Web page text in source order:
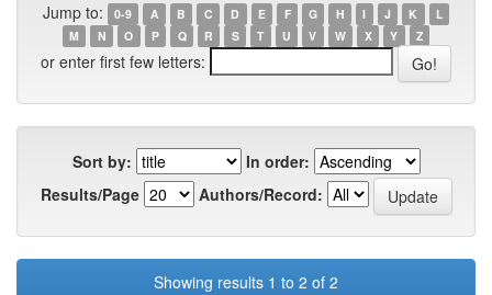
Jump to: 0-9 A B C D E F G H I J K
L
M
N O P Q R S T U V W X Y Z
or enter first few letters:
Sort by:
In order:
Results/Page
Authors/Record:
Showing results 1 to 2 of 2